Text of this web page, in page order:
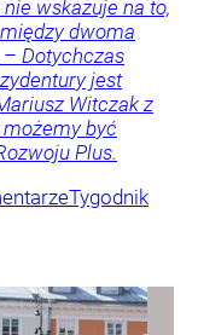
wskazuje na to,
dwoma
Dotychczas
jest
Witczak z
możemy być
Plus.
Tygodnik